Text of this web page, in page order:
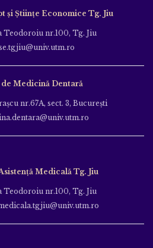
și Științe Economice Tg. Jiu
Teodoroiu nr.100, Tg. Jiu
Medicină Dentară
nr.67A, sect. 3, Bucureşti
Medicală Tg. Jiu
Teodoroiu nr.100, Tg. Jiu